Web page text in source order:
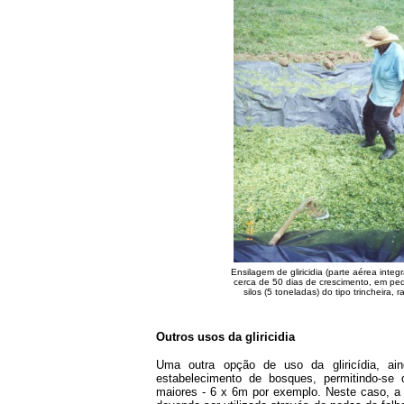
Ensilagem de gliricidia (parte aérea
cerca de 50 dias de crescimento, em
silos (5 toneladas) do tipo trincheira,
Outros usos da gliricidia
Uma outra opção de uso da gliricídia,
estabelecimento de bosques, permitindo-
maiores - 6 x 6m por exemplo. Neste caso,